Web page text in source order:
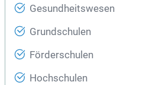
Gesundheitswesen
Grundschulen
Förderschulen
Hochschulen